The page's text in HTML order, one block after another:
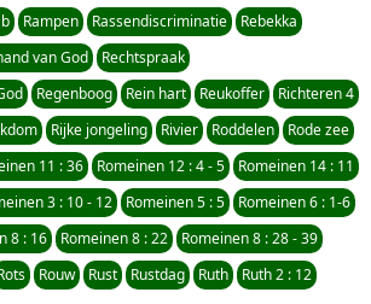
Rampen Rassendiscriminatie
Rebekka
van God
Rechtspraak
Regenboog Rein hart Reukoffer
Richteren 4
Rijke jongeling Rivier Roddelen
Rode zee
11 : 36 Romeinen 12 : 4 - 5
Romeinen 14 : 11
3 : 10 - 12 Romeinen 5 : 5
Romeinen 6 : 1-6
8 : 16 Romeinen 8 : 22
Romeinen 8 : 28 - 39
Rouw Rust Rustdag Ruth Ruth 2 : 12